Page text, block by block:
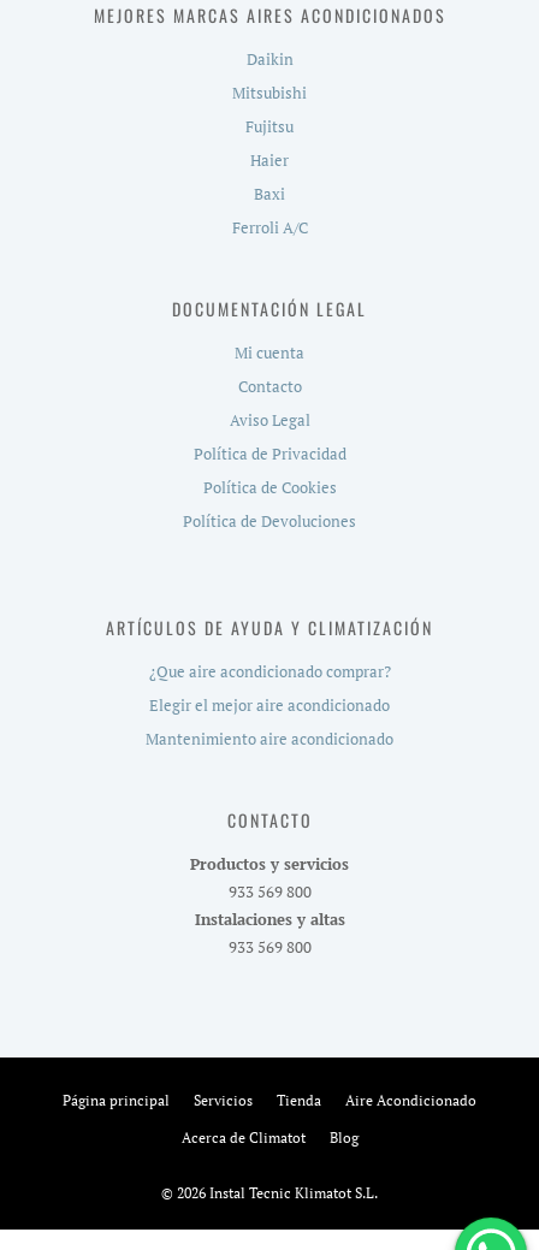
MEJORES MARCAS AIRES ACONDICIONADOS
Daikin
Mitsubishi
Fujitsu
Haier
Baxi
Ferroli A/C
DOCUMENTACIÓN LEGAL
Mi cuenta
Contacto
Aviso Legal
Política de Privacidad
Política de Cookies
Política de Devoluciones
ARTÍCULOS DE AYUDA Y CLIMATIZACIÓN
¿Que aire acondicionado comprar?
Elegir el mejor aire acondicionado
Mantenimiento aire acondicionado
CONTACTO
Productos y servicios
933 569 800
Instalaciones y altas
933 569 800
Página principal Servicios Tienda Aire Acondicionado
Acerca de Climatot Blog
© 2026 Instal Tecnic Klimatot S.L.